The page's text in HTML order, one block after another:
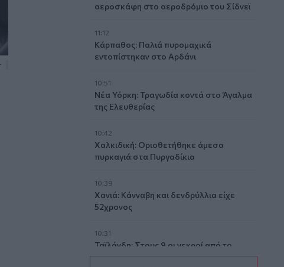
αεροσκάφη στο αεροδρόμιο του Σίδνεϊ
11:12
Κάρπαθος: Παλιά πυρομαχικά
εντοπίστηκαν στο Αρδάνι
10:51
Νέα Υόρκη: Τραγωδία κοντά στο Άγαλμα
της Ελευθερίας
10:42
Χαλκιδική: Οριοθετήθηκε άμεσα
πυρκαγιά στα Πυργαδίκια
10:39
Χανιά: Κάνναβη και δενδρύλλια είχε
52χρονος
10:31
Ταϊλάνδη: Στους 9 οι νεκροί από το
μακελειό σε σχολείο